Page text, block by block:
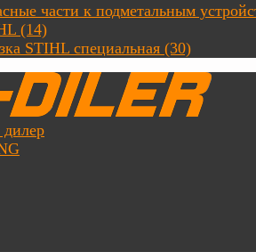
части к подметальным
(14)
STIHL специальная (30)